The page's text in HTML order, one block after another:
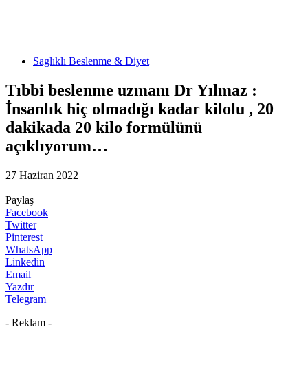
Saglıklı Beslenme & Diyet
Tıbbi beslenme uzmanı Dr Yılmaz :
İnsanlık hiç olmadığı kadar kilolu , 20
dakikada 20 kilo formülünü
açıklıyorum…
27 Haziran 2022
Paylaş
Facebook
Twitter
Pinterest
WhatsApp
Linkedin
Email
Yazdır
Telegram
- Reklam -